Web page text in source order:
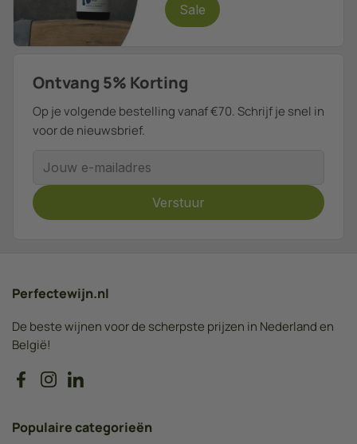
Sale
Ontvang 5% Korting
Op je volgende bestelling vanaf €70. Schrijf je snel in
voor de nieuwsbrief.
Verstuur
Perfectewijn.nl
De beste wijnen voor de scherpste prijzen in Nederland en
België!
Facebook
InstagramLinkedIn
Populaire categorieën